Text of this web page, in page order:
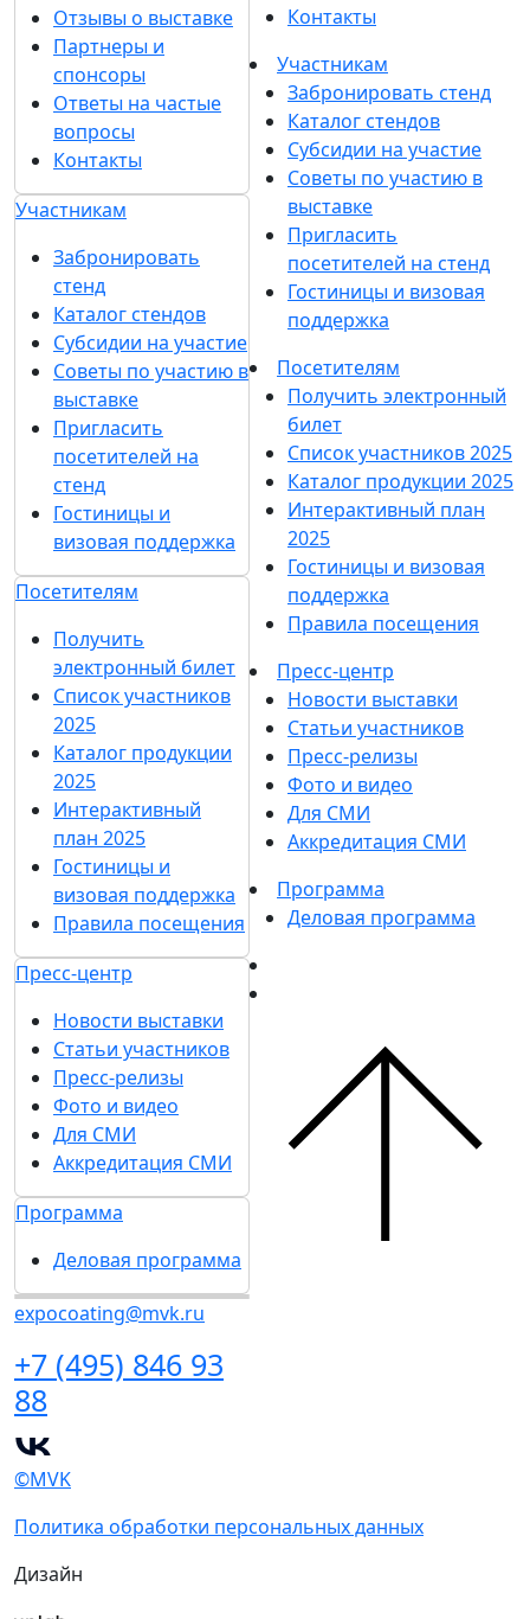
Отзывы о выставке
Партнеры и
спонсоры
Ответы на частые
вопросы
Контакты
Участникам
Забронировать
стенд
Каталог стендов
Субсидии на участие
Советы по участию в
выставке
Пригласить
посетителей на
стенд
Гостиницы и
визовая поддержка
Посетителям
Получить
электронный билет
Список участников
2025
Каталог продукции
2025
Интерактивный
план 2025
Гостиницы и
визовая поддержка
Правила посещения
Пресс-центр
Новости выставки
Статьи участников
Пресс-релизы
Фото и видео
Для СМИ
Аккредитация СМИ
Программа
Деловая программа
expocoating@mvk.ru
+7 (495) 846 93
88
Контакты
Участникам
Забронировать стенд
Каталог стендов
Субсидии на участие
Советы по участию в
выставке
Пригласить
посетителей на стенд
Гостиницы и визовая
поддержка
Посетителям
Получить электронный
билет
Список участников 2025
Каталог продукции 2025
Интерактивный план
2025
Гостиницы и визовая
поддержка
Правила посещения
Пресс-центр
Новости выставки
Статьи участников
Пресс-релизы
Фото и видео
Для СМИ
Аккредитация СМИ
Программа
Деловая программа
©MVK
Политика обработки персональных данных
Дизайн